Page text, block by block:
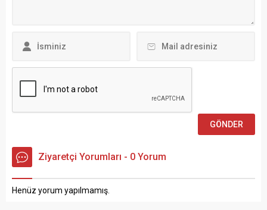
Ziyaretçi Yorumları - 0 Yorum
Henüz yorum yapılmamış.